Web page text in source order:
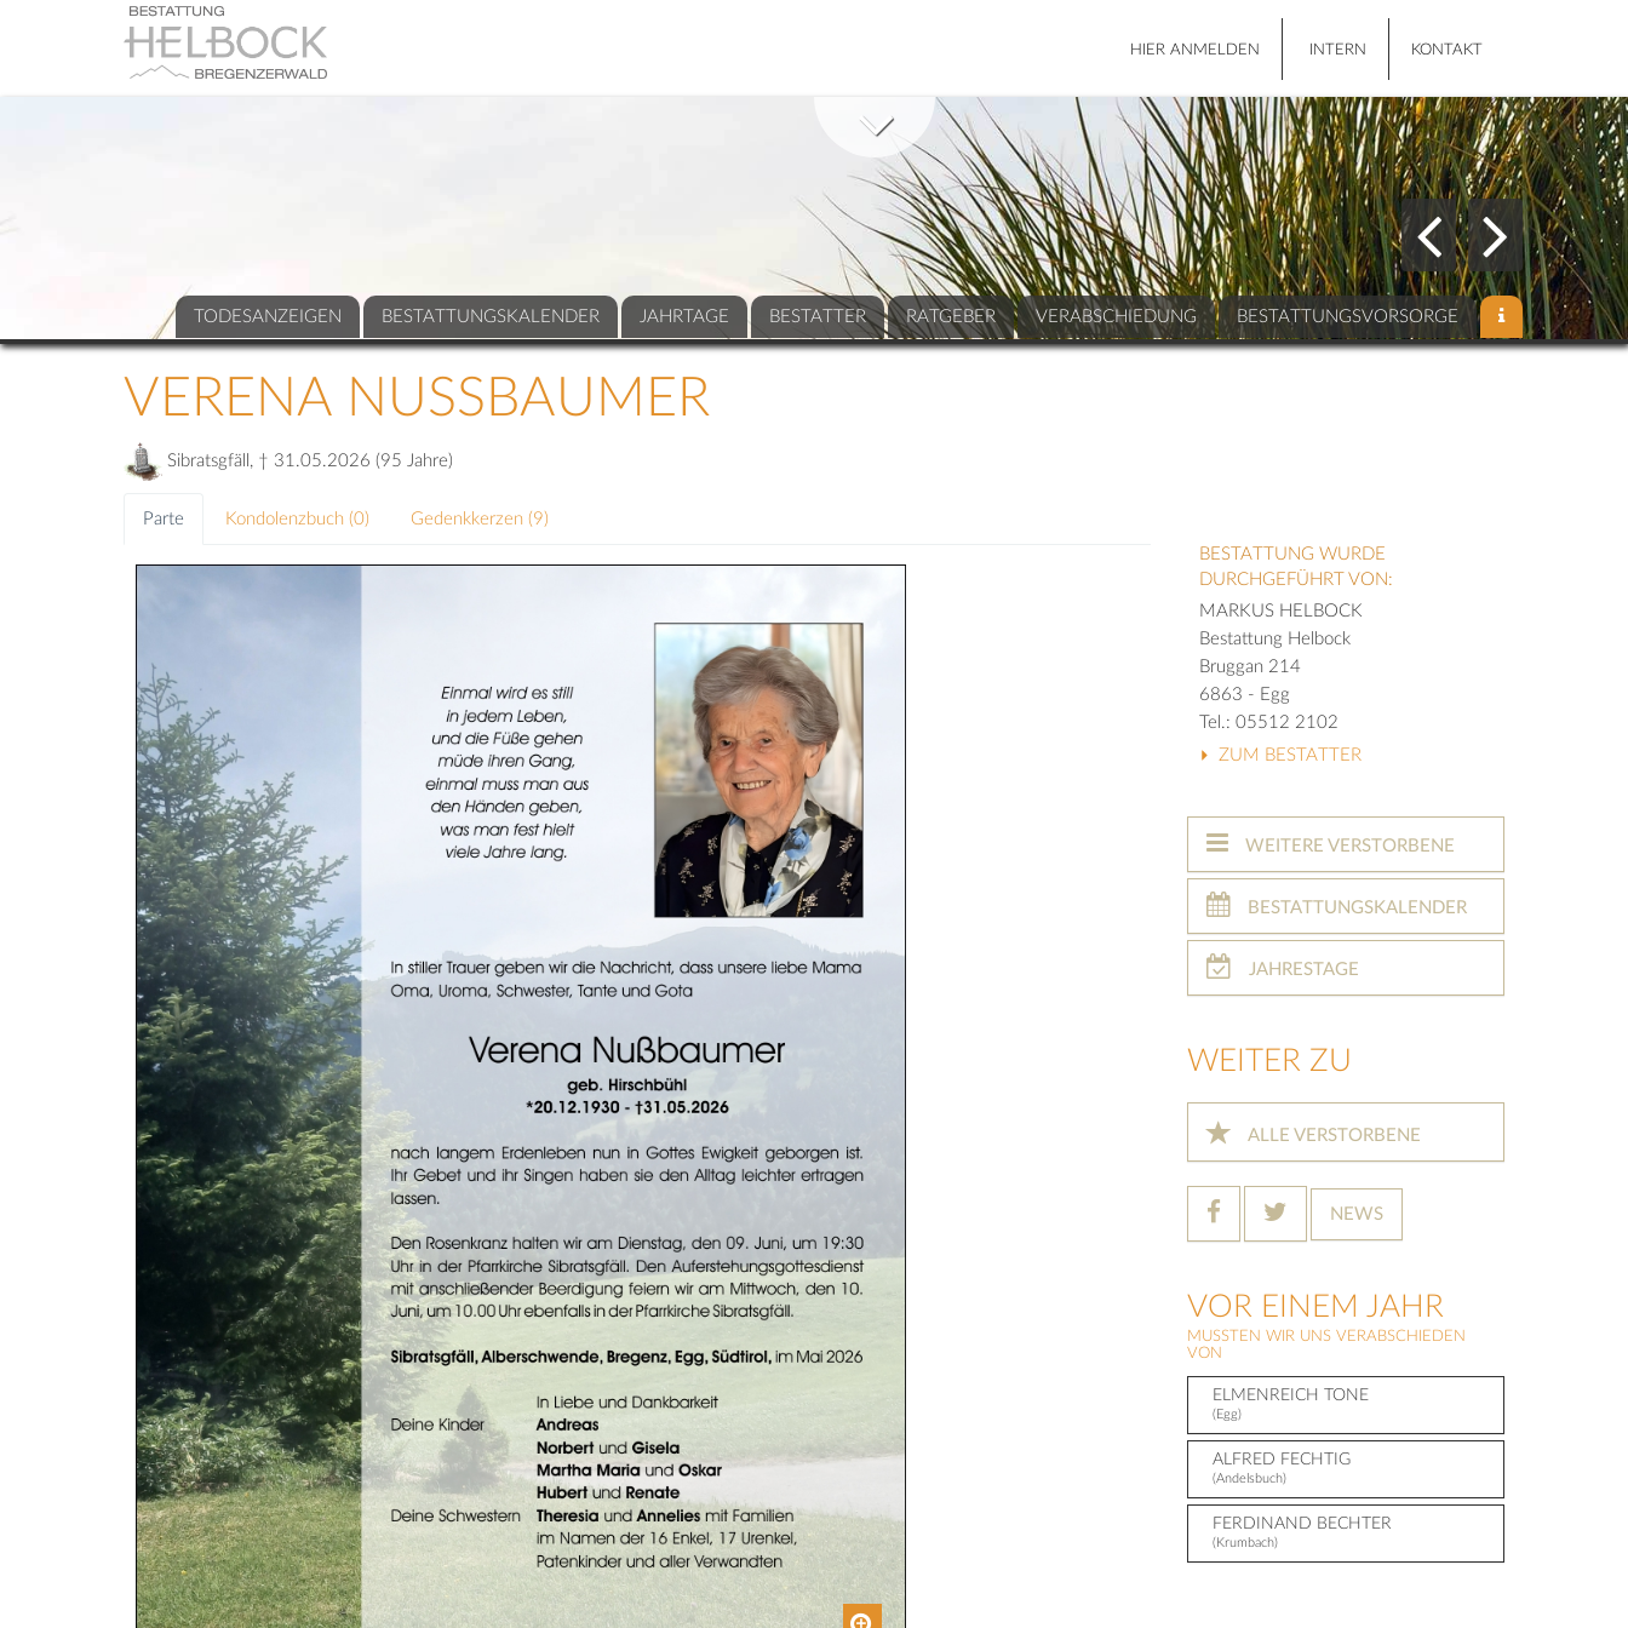
HIER ANMELDEN INTERN KONTAKT
TODESANZEIGEN BESTATTUNGSKALENDER JAHRTAGE BESTATTER RATGEBER VERABSCHIEDUNG BESTATTUNGSVORSORGE
VERENA NUSSBAUMER
Sibratsgfäll, † 31.05.2026 (95 Jahre)
Parte Kondolenzbuch (0) Gedenkkerzen (9)
BESTATTUNG WURDE
DURCHGEFÜHRT VON:
MARKUS HELBOCK
Bestattung Helbock
Bruggan 214
6863 - Egg
Tel.: 05512 2102
ZUM BESTATTER
WEITERE VERSTORBENE
BESTATTUNGSKALENDER
JAHRESTAGE
WEITER ZU
ALLE VERSTORBENE
NEWS
VOR EINEM JAHR
MUSSTEN WIR UNS VERABSCHIEDEN
VON
ELMENREICH TONE
(Egg)
ALFRED FECHTIG
(Andelsbuch)
FERDINAND BECHTER
(Krumbach)